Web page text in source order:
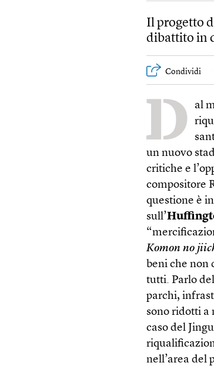
Il progetto
dibattito in
Condividi
D
al
un nuovo
critiche e
compositore
questione è
sull’
Komon no
beni che non
tutti. Parlo
parchi,
sono ridotti a
caso del
nell’area del